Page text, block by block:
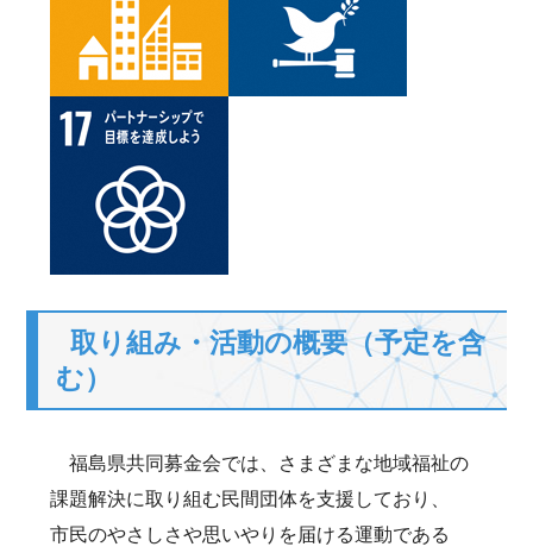
取り組み・活動の概要（予定を含
む）
福島県共同募金会では、さまざまな地域福祉の
課題解決に取り組む民間団体を支援しており、
市民のやさしさや思いやりを届ける運動である